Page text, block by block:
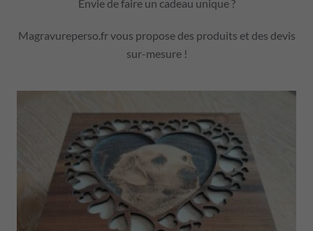
Envie de faire un cadeau unique ?
Magravureperso.fr vous propose des produits et des devis
sur-mesure !